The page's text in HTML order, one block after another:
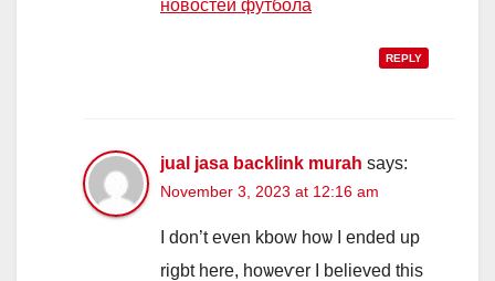
новостей футбола
REPLY
jual jasa backlink murah says:
November 3, 2023 at 12:16 am
I don’t even kbow hoѡ I ended up
rigbt here, hoѡeѵer Ι believeԁ this